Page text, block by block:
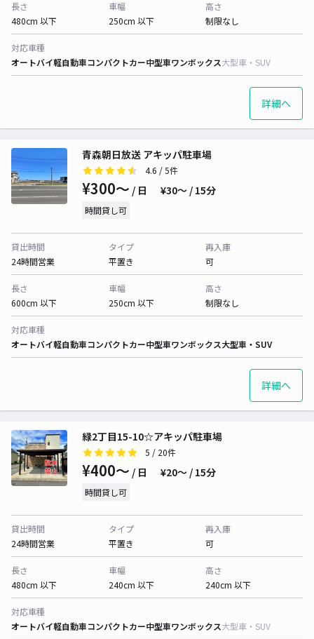
長さ
480cm 以下
車幅
250cm 以下
高さ
制限なし
対応車種
オートバイ軽自動車コンパクトカー中型車ワンボックス大型車・SUV
詳細へ
青森朝日放送 アキッパ駐車場
4.6 / 5件
¥300〜 / 日 ¥30〜 / 15分
時間貸し可
貸出時間
24時間営業
タイプ
平置き
再入庫
可
長さ
600cm 以下
車幅
250cm 以下
高さ
制限なし
対応車種
オートバイ軽自動車コンパクトカー中型車ワンボックス大型車・SUV
詳細へ
緑2丁目15-10☆アキッパ駐車場
5 / 20件
¥400〜 / 日 ¥20〜 / 15分
時間貸し可
貸出時間
24時間営業
タイプ
平置き
再入庫
可
長さ
480cm 以下
車幅
240cm 以下
高さ
240cm 以下
対応車種
オートバイ軽自動車コンパクトカー中型車ワンボックス大型車・SUV